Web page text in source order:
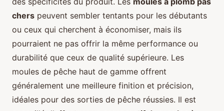
chers peuvent sembler tentants pour les débutants
ou ceux qui cherchent à économiser, mais ils
pourraient ne pas offrir la même performance ou
durabilité que ceux de qualité supérieure. Les
moules de pêche haut de gamme offrent
généralement une meilleure finition et précision,
idéales pour des sorties de pêche réussies. Il est